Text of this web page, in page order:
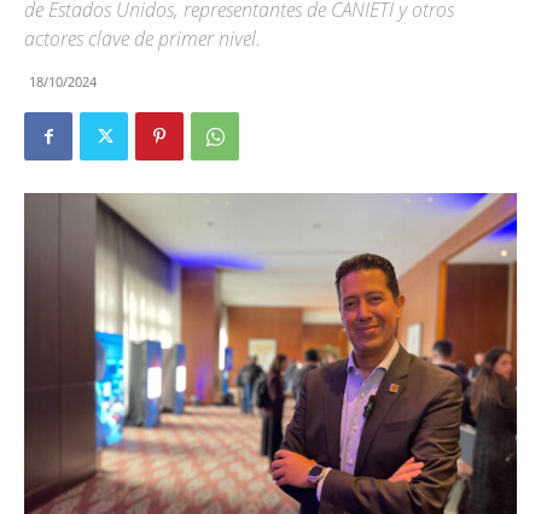
de Estados Unidos, representantes de CANIETI y otros
actores clave de primer nivel.
18/10/2024